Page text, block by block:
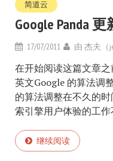
简道云
Google Panda
17/07/2011 由 杰夫（
在开始阅读这篇文章
英文Google 的算法调
的算法调整在不久的
索引擎用户体验的工作
继续阅读